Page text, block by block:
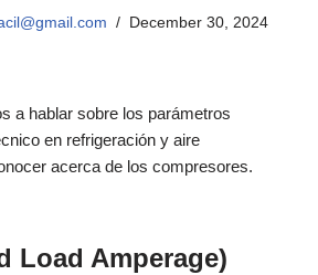
December 30, 2024
a hablar sobre los parámetros
en refrigeración y aire
acerca de los compresores.
Load Amperage)